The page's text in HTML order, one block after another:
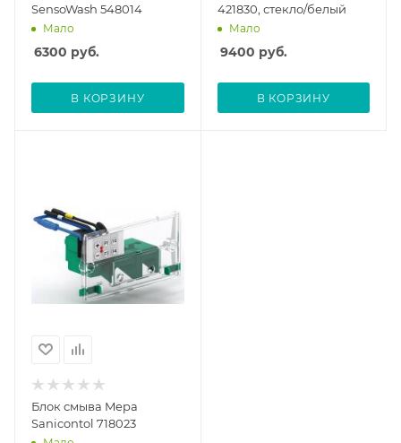
SensoWash 548014
Мало
6300 руб.
В КОРЗИНУ
421830, стекло/белый
Мало
9400 руб.
В КОРЗИНУ
Блок смыва Mepa
Sanicontol 718023